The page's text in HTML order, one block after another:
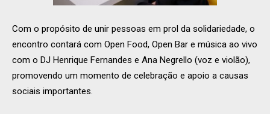
Com o propósito de unir pessoas em prol da solidariedade, o
encontro contará com Open Food, Open Bar e música ao vivo
com o DJ Henrique Fernandes e Ana Negrello (voz e violão),
promovendo um momento de celebração e apoio a causas
sociais importantes.